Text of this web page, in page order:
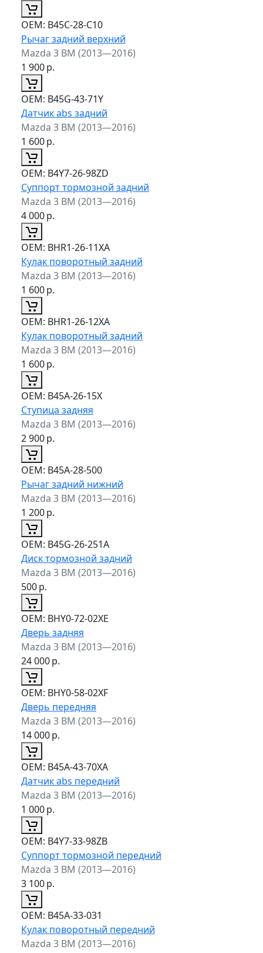
ОЕМ: B45C-28-C10
Рычаг задний верхний
Mazda 3 BM (2013—2016)
1 900р.
ОЕМ: B45G-43-71Y
Датчик abs задний
Mazda 3 BM (2013—2016)
1 600р.
ОЕМ: B4Y7-26-98ZD
Суппорт тормозной задний
Mazda 3 BM (2013—2016)
4 000р.
ОЕМ: BHR1-26-11XA
Кулак поворотный задний
Mazda 3 BM (2013—2016)
1 600р.
ОЕМ: BHR1-26-12XA
Кулак поворотный задний
Mazda 3 BM (2013—2016)
1 600р.
ОЕМ: B45A-26-15X
Ступица задняя
Mazda 3 BM (2013—2016)
2 900р.
ОЕМ: B45A-28-500
Рычаг задний нижний
Mazda 3 BM (2013—2016)
1 200р.
ОЕМ: B45G-26-251A
Диск тормозной задний
Mazda 3 BM (2013—2016)
500р.
ОЕМ: BHY0-72-02XE
Дверь задняя
Mazda 3 BM (2013—2016)
24 000р.
ОЕМ: BHY0-58-02XF
Дверь передняя
Mazda 3 BM (2013—2016)
14 000р.
ОЕМ: B45A-43-70XA
Датчик abs передний
Mazda 3 BM (2013—2016)
1 000р.
ОЕМ: B4Y7-33-98ZB
Суппорт тормозной передний
Mazda 3 BM (2013—2016)
3 100р.
ОЕМ: B45A-33-031
Кулак поворотный передний
Mazda 3 BM (2013—2016)